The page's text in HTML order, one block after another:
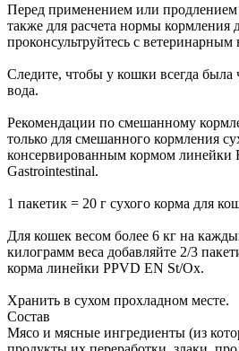
Перед применением или продлением
также для расчета нормы кормления
проконсультруйтесь с ветеринарным
Следите, чтобы у кошки всегда была
вода.
Рекомендации по смешанному
только для смешанного кормления
консервированным кормом линейки
Gastrointestinal.
1 пакетик = 20 г сухого корма для
Для кошек весом более 6 кг на
килограмм веса добавляйте 2/3
корма линейки PPVD EN St/Ox.
Хранить в сухом прохладном месте.
Состав
Мясо и мясные ингредиенты (из